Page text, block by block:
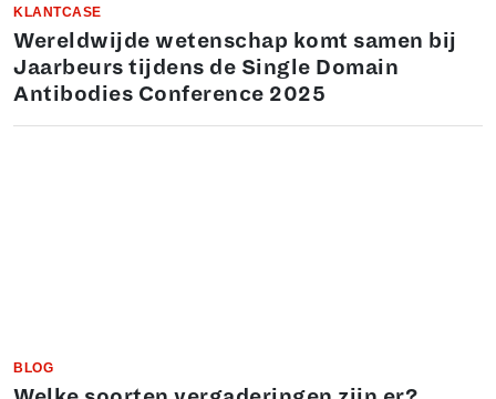
KLANTCASE
Wereldwijde wetenschap komt samen bij
Jaarbeurs tijdens de Single Domain
Antibodies Conference 2025
BLOG